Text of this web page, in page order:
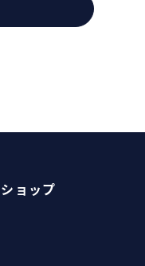
ョップ